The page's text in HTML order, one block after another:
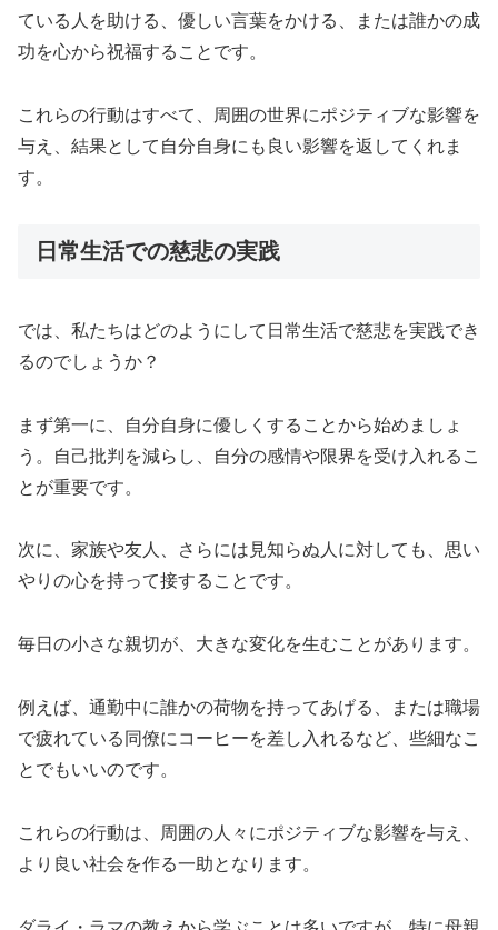
ている人を助ける、優しい言葉をかける、または誰かの成
功を心から祝福することです。
これらの行動はすべて、周囲の世界にポジティブな影響を
与え、結果として自分自身にも良い影響を返してくれま
す。
日常生活での慈悲の実践
では、私たちはどのようにして日常生活で慈悲を実践でき
るのでしょうか？
まず第一に、自分自身に優しくすることから始めましょ
う。自己批判を減らし、自分の感情や限界を受け入れるこ
とが重要です。
次に、家族や友人、さらには見知らぬ人に対しても、思い
やりの心を持って接することです。
毎日の小さな親切が、大きな変化を生むことがあります。
例えば、通勤中に誰かの荷物を持ってあげる、または職場
で疲れている同僚にコーヒーを差し入れるなど、些細なこ
とでもいいのです。
これらの行動は、周囲の人々にポジティブな影響を与え、
より良い社会を作る一助となります。